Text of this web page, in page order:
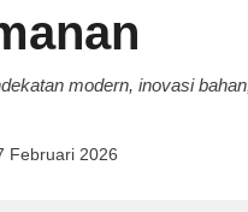
modern, inovasi
Februari 2026